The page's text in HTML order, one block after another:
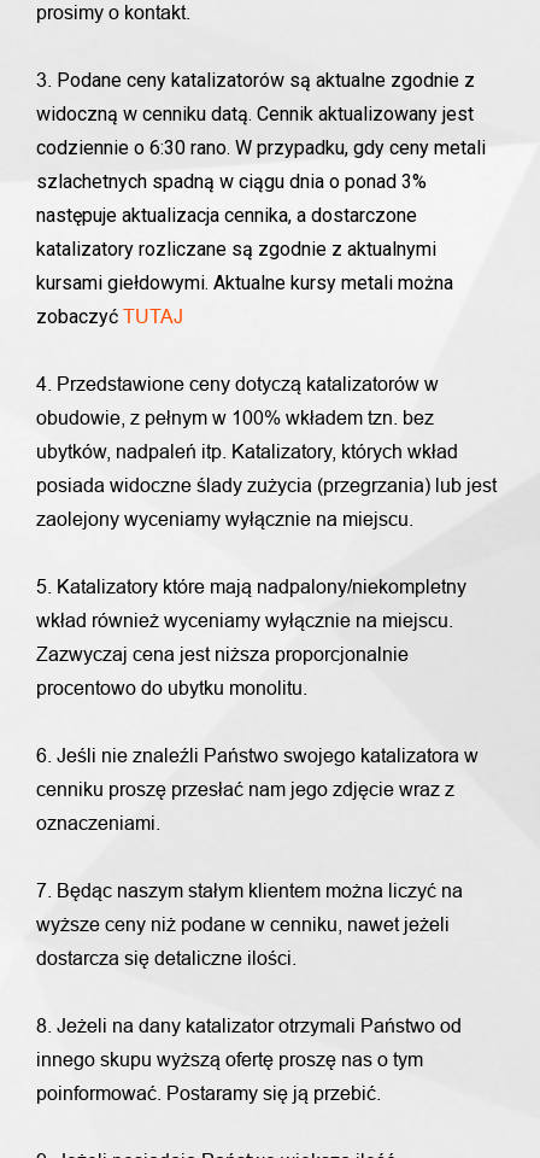
prosimy o kontakt.
3. Podane ceny katalizatorów są aktualne zgodnie z
widoczną w cenniku datą. Cennik aktualizowany jest
codziennie o 6:30 rano. W przypadku, gdy ceny metali
szlachetnych spadną w ciągu dnia o ponad 3%
następuje aktualizacja cennika, a dostarczone
katalizatory rozliczane są zgodnie z aktualnymi
kursami giełdowymi. Aktualne kursy metali można
zobaczyć TUTAJ
4. Przedstawione ceny dotyczą katalizatorów w
obudowie, z pełnym w 100% wkładem tzn. bez
ubytków, nadpaleń itp. Katalizatory, których wkład
posiada widoczne ślady zużycia (przegrzania) lub jest
zaolejony wyceniamy wyłącznie na miejscu.
5. Katalizatory które mają nadpalony/niekompletny
wkład również wyceniamy wyłącznie na miejscu.
Zazwyczaj cena jest niższa proporcjonalnie
procentowo do ubytku monolitu.
6. Jeśli nie znaleźli Państwo swojego katalizatora w
cenniku proszę przesłać nam jego zdjęcie wraz z
oznaczeniami.
7. Będąc naszym stałym klientem można liczyć na
wyższe ceny niż podane w cenniku, nawet jeżeli
dostarcza się detaliczne ilości.
8. Jeżeli na dany katalizator otrzymali Państwo od
innego skupu wyższą ofertę proszę nas o tym
poinformować. Postaramy się ją przebić.